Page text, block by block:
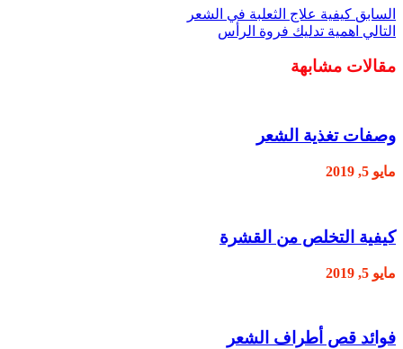
السابق كيفية علاج الثعلبة في الشعر
التالي اهمية تدليك فروة الرأس
مقالات مشابهة
وصفات تغذية الشعر
مايو 5, 2019
كيفية التخلص من القشرة
مايو 5, 2019
فوائد قص أطراف الشعر